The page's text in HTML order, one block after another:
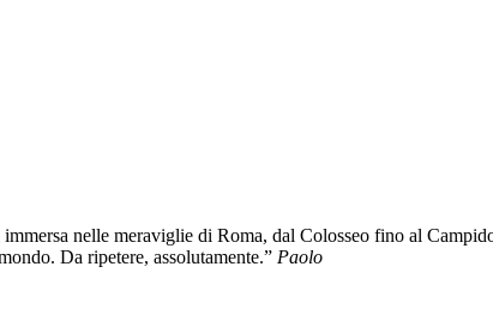
nelle meraviglie di Roma, dal Colosseo fino al
Da ripetere, assolutamente.” Paolo